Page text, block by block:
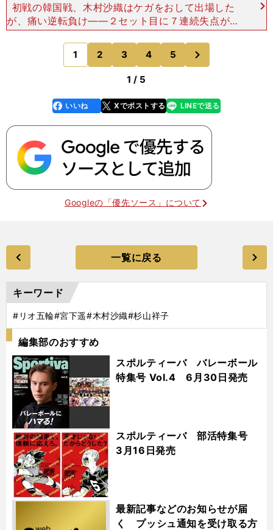
初戦の韓国戦、木村沙織はケガをおして出場した
が、痛い逆転負け――２セット目に７連続失点があ
りました。あそこがこの試合の流れを変えてしまっ
たように思います。「２セット目中盤、石井がサー
ブで狙われ、攻撃が
1 2 3 4 5
のページへ
1 / 5
faceboo
k
いいね Xでポストする
line LINEで送る
Googleの「優先ソース」について
一覧に戻る
キーワード
#リオ五輪#宮下遥#木村沙織#杉山祥子
編集部のおすすめ
スポルティーバ バレーボール
特集号 Vol.4 6月30日発売
スポルティーバ 部活特集号
3月16日発売
最新記事などのお知らせが届
く プッシュ通知を受け取る方